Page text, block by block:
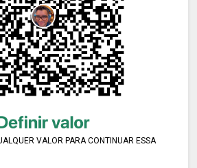
VALOR PARA CONTINUAR ESSA